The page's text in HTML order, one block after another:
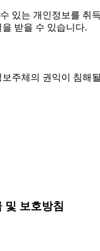
있는 개인정보를
받을 수 있습니다.
주체의 권익이 침
및 보호방침